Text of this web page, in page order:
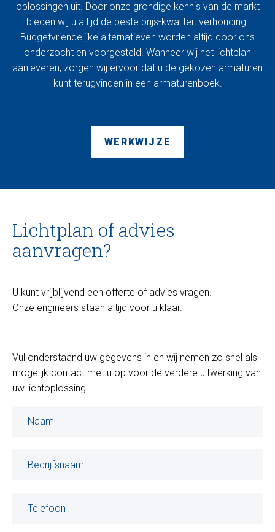
oplossingen uit. Door onze grondige kennis van de markt
bieden wij u altijd de beste prijs-kwaliteit verhouding.
Budgetvriendelijke alternatieven worden altijd door ons
onderzocht en voorgesteld. Wanneer wij het lichtplan
aanleveren, zorgen wij ervoor dat u de gekozen armaturen
kunt terugvinden in een armaturenboek.
WERKWIJZE
Lichtplan of advies
aanvragen?
U kunt vrijblijvend een offerte of advies vragen.
Onze engineers staan altijd voor u klaar.
Vul onderstaand uw gegevens in en wij nemen zo snel als
mogelijk contact met u op voor de verdere uitwerking van
uw lichtoplossing.